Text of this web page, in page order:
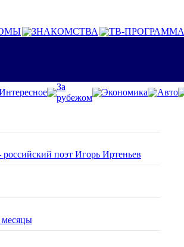
ЗНАКОМСТВА ТВ-ПРОГРАММА
За
рубежом
Экономика
Авто
поэт Игорь Иртеньев
месяцы